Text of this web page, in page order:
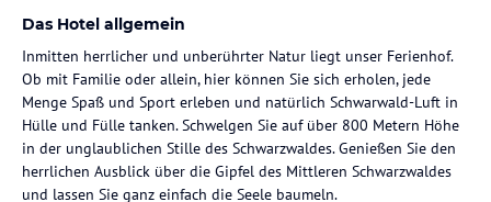
Das Hotel allgemein
Inmitten herrlicher und unberührter Natur liegt unser Ferienhof.
Ob mit Familie oder allein, hier können Sie sich erholen, jede
Menge Spaß und Sport erleben und natürlich Schwarwald-Luft in
Hülle und Fülle tanken. Schwelgen Sie auf über 800 Metern Höhe
in der unglaublichen Stille des Schwarzwaldes. Genießen Sie den
herrlichen Ausblick über die Gipfel des Mittleren Schwarzwaldes
und lassen Sie ganz einfach die Seele baumeln.